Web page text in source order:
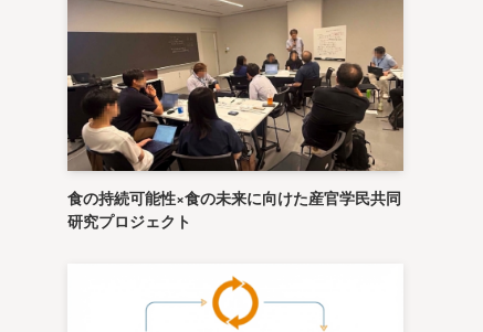
食の持続可能性×食の未来に向けた産官学民共同
研究プロジェクト